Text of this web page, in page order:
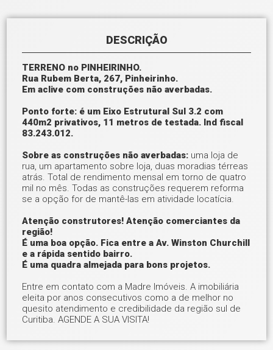
DESCRIÇÃO
TERRENO no PINHEIRINHO.
Rua Rubem Berta, 267, Pinheirinho.
Em aclive com construções não averbadas.
Ponto forte: é um Eixo Estrutural Sul 3.2 com
440m2 privativos, 11 metros de testada. Ind fiscal
83.243.012.
Sobre as construções não averbadas: uma loja de
rua, um apartamento sobre loja, duas moradias térreas
atrás. Total de rendimento mensal em torno de quatro
mil no mês. Todas as construções requerem reforma
se a opção for de mantê-las em atividade locatícia.
Atenção construtores! Atenção comerciantes da
região!
É uma boa opção. Fica entre a Av. Winston Churchill
e a rápida sentido bairro.
É uma quadra almejada para bons projetos.
Entre em contato com a Madre Imóveis. A imobiliária
eleita por anos consecutivos como a de melhor no
quesito atendimento e credibilidade da região sul de
Curitiba. AGENDE A SUA VISITA!